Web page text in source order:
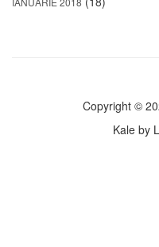
Copyright ©
Kaleby